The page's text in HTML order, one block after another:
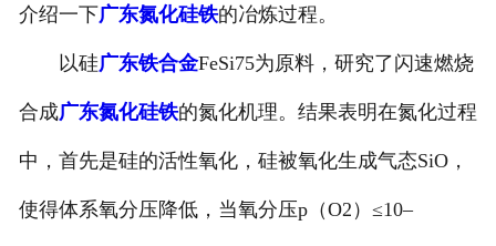
介绍一下广东氮化硅铁的冶炼过程。
以硅广东铁合金FeSi75为原料，研究了闪速燃烧
合成广东氮化硅铁的氮化机理。结果表明在氮化过程
中，首先是硅的活性氧化，硅被氧化生成气态SiO，
使得体系氧分压降低，当氧分压p（O2）≤10–